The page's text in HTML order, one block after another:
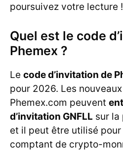
poursuivez votre lecture !
Quel est le code
Phemex ?
Le code d’invitation de
pour 2026. Les
Phemex.com peuvent
d’invitation GNFLL sur la
et il peut être utilisé
comptant de crypto-